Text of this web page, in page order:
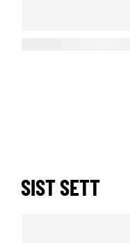
SIST SETT